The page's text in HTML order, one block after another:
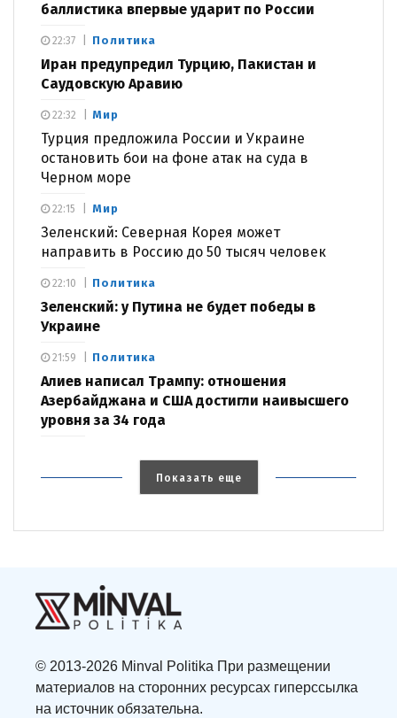
баллистика впервые ударит по России
Политика
Иран предупредил Турцию, Пакистан и
Саудовскую Аравию
22:37
Мир
Турция предложила России и Украине
остановить бои на фоне атак на суда в
Черном море
22:32
Мир
Зеленский: Северная Корея может
направить в Россию до 50 тысяч человек
22:15
Политика
Зеленский: у Путина не будет победы в
Украине
22:10
Политика
Алиев написал Трампу: отношения
Азербайджана и США достигли наивысшего
уровня за 34 года
21:59
Показать еще
© 2013-2026 Minval Politika При размещении
материалов на сторонних ресурсах гиперссылка
на источник обязательна.